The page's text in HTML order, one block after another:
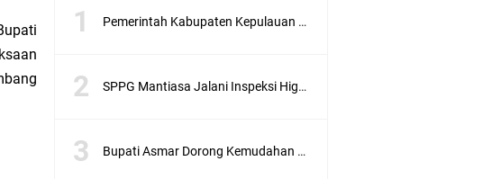
BRK Syariah
Riau
Pemerintah Kabupaten Kepulauan Meranti Kembali Merombak 3 Pejabat Eselon III. A Serta III. B
SPPG Mantiasa Jalani Inspeksi Higiene dan Sanitasi Pangan
Bupati Asmar Dorong Kemudahan Layanan Pensiun ASN melalui Sinergi dengan BRK Syariah